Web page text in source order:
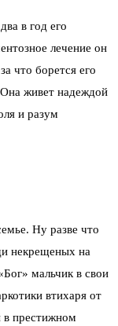
в год его
лечение он
что борется его
живет надеждой
и разум
Ну разве что
некрещеных на
мальчик в свои
втихаря от
в престижном